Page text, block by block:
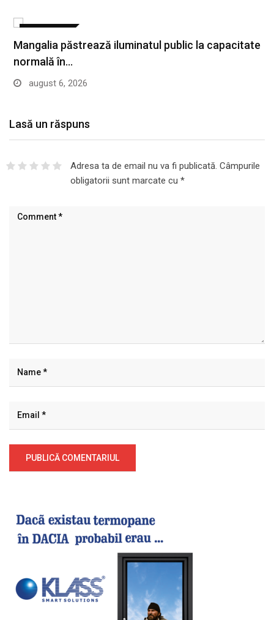
Mangalia păstrează iluminatul public la capacitate
normală în…
august 6, 2026
Lasă un răspuns
Adresa ta de email nu va fi publicată. Câmpurile
obligatorii sunt marcate cu *